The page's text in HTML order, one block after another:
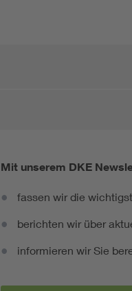
Mit unserem DKE
fassen wir die
berichten wir über
informieren wir Sie